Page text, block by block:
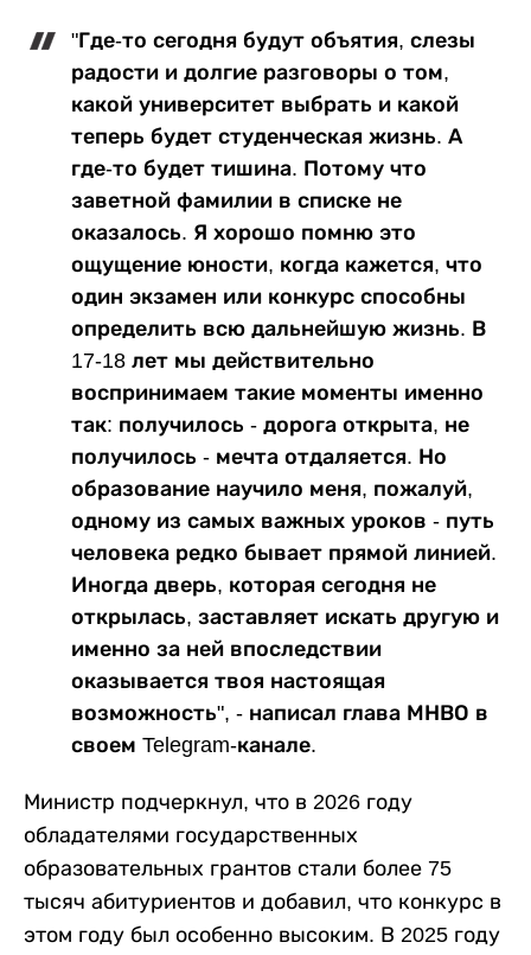
"Где-то сегодня будут объятия, слезы
радости и долгие разговоры о том,
какой университет выбрать и какой
теперь будет студенческая жизнь. А
где-то будет тишина. Потому что
заветной фамилии в списке не
оказалось. Я хорошо помню это
ощущение юности, когда кажется, что
один экзамен или конкурс способны
определить всю дальнейшую жизнь. В
17-18 лет мы действительно
воспринимаем такие моменты именно
так: получилось - дорога открыта, не
получилось - мечта отдаляется. Но
образование научило меня, пожалуй,
одному из самых важных уроков - путь
человека редко бывает прямой линией.
Иногда дверь, которая сегодня не
открылась, заставляет искать другую и
именно за ней впоследствии
оказывается твоя настоящая
возможность", - написал глава МНВО в
своем Telegram-канале.
Министр подчеркнул, что в 2026 году
обладателями государственных
образовательных грантов стали более 75
тысяч абитуриентов и добавил, что конкурс в
этом году был особенно высоким. В 2025 году